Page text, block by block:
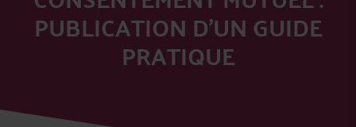
PUBLICATION D’UN GUIDE
PRATIQUE